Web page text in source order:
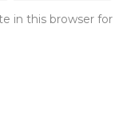
in this browser for